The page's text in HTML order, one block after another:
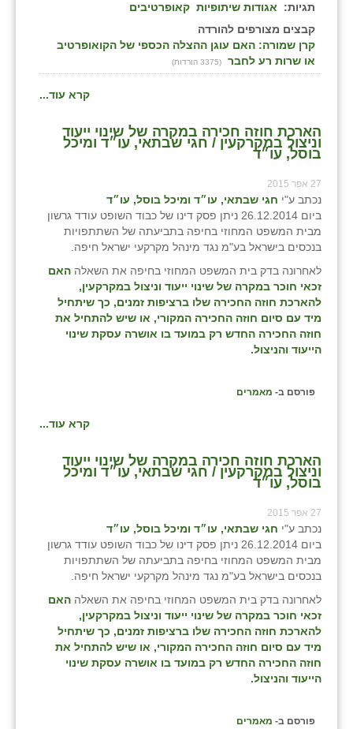
תגיות: אגודות שיתופיות קאופרטיבים
קבצים מצורפים להורדה
קרן שמורה: האם עוגן ההצלה הכספי של הקואופרטיב
או שרות רע לחבר
(3375 הורדות)
קרא עוד...
הארכת חוזה חכירה במקרה של שינוי ייעוד
וניצול במקרקעין / חגי שבתאי, עו״ד ומיכל
בוסל, עו״ד
27 אפר 2015
נכתב ע"י חגי שבתאי, עו״ד ומיכל בוסל, עו״ד
ביום 26.12.2014 ניתן פסק דינו של כבוד השופט עודד גרשון
מבית המשפט המחוזי בחיפה בתביעתה של השתתפויות
בנכסים בישראל בע"מ נגד מינהל מקרקעי ישראל חיפה.
לאחרונה בדק בית המשפט המחוזי בחיפה את השאלה האם
זכאי חוכר במקרה של שינוי ייעוד וניצול במקרקעין,
להארכת חוזה החכירה שלו ברציפות זמנים, כך שיתחיל
מיד עם סיום חוזה החכירה המקורי, או שיש להתחיל את
חוזה החכירה החדש רק במועד בו אושרה עסקת שינוי
הייעוד והניצול.
פורסם ב- מאמרים
קרא עוד...
הארכת חוזה חכירה במקרה של שינוי ייעוד
וניצול במקרקעין / חגי שבתאי, עו״ד ומיכל
בוסל, עו״ד
27 אפר 2015
נכתב ע"י חגי שבתאי, עו״ד ומיכל בוסל, עו״ד
ביום 26.12.2014 ניתן פסק דינו של כבוד השופט עודד גרשון
מבית המשפט המחוזי בחיפה בתביעתה של השתתפויות
בנכסים בישראל בע"מ נגד מינהל מקרקעי ישראל חיפה.
לאחרונה בדק בית המשפט המחוזי בחיפה את השאלה האם
זכאי חוכר במקרה של שינוי ייעוד וניצול במקרקעין,
להארכת חוזה החכירה שלו ברציפות זמנים, כך שיתחיל
מיד עם סיום חוזה החכירה המקורי, או שיש להתחיל את
חוזה החכירה החדש רק במועד בו אושרה עסקת שינוי
הייעוד והניצול.
פורסם ב- מאמרים